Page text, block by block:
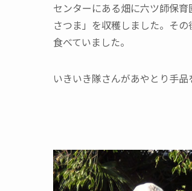
センターにある畑に六ツ師保
さつま」を収穫しました。そ
食べていました。
いきいき隊さんがあやとり手